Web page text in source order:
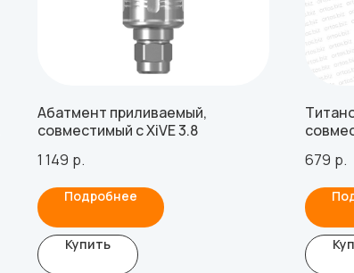
Абатмент приливаемый,
совместимый с XiVE 3.8
1 149 р.
Подробнее
Купить
679 р.